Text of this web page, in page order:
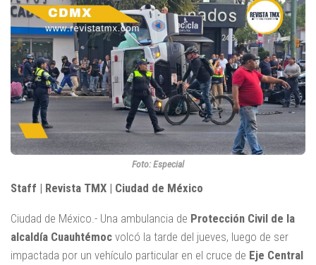
Foto: Especial
Staff | Revista TMX | Ciudad de México
Ciudad de México.- Una ambulancia de Protección Civil de la
alcaldía Cuauhtémoc volcó la tarde del jueves, luego de ser
impactada por un vehículo particular en el cruce de Eje Central